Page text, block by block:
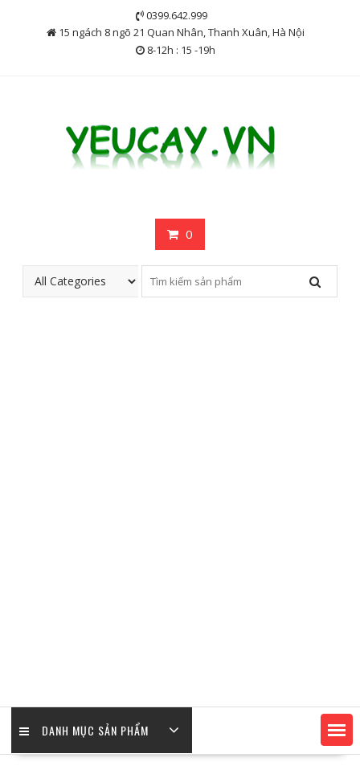
0399.642.999
15 ngách 8 ngõ 21 Quan Nhân, Thanh Xuân, Hà Nội
8-12h : 15 -19h
0
DANH MỤC SẢN PHẨM